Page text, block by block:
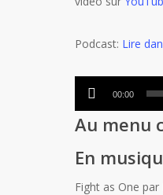
Podcast: Lire
Lecteur
00:00
Au menu
En
Fight as One par